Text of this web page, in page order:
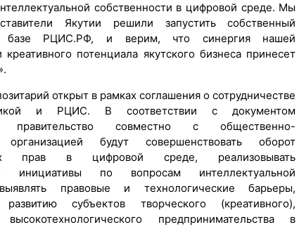
собственности в цифровой среде. Мы
Якутии решили запустить собственный
базе РЦИС.РФ, и верим, что синергия нашей
креативного потенциала якутского бизнеса принесет
открыт в рамках соглашения о сотрудничестве
и РЦИС. В соответствии с документом
правительство совместно с общественно-
организацией будут совершенствовать оборот
прав в цифровой среде, реализовывать
инициативы по вопросам интеллектуальной
правовые и технологические барьеры,
развитию субъектов творческого (креативного),
высокотехнологического предпринимательства в